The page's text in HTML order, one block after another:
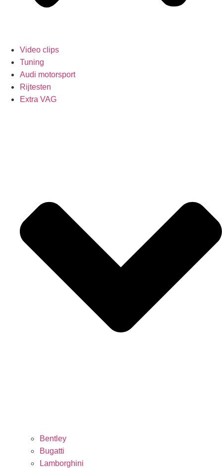
Video clips
Tuning
Audi motorsport
Rijtesten
Extra VAG
Bentley
Bugatti
Lamborghini